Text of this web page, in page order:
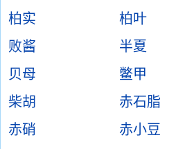
柏实
柏叶
败酱
半夏
贝母
鳖甲
柴胡
赤石脂
赤硝
赤小豆